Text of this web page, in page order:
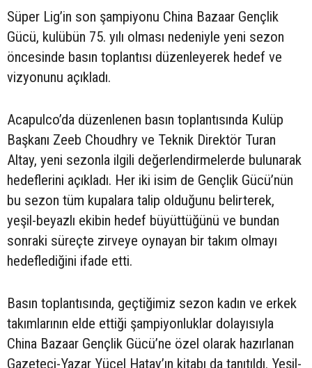
Süper Lig’in son şampiyonu China Bazaar Gençlik
Gücü, kulübün 75. yılı olması nedeniyle yeni sezon
öncesinde basın toplantısı düzenleyerek hedef ve
vizyonunu açıkladı.
Acapulco’da düzenlenen basın toplantısında Kulüp
Başkanı Zeeb Choudhry ve Teknik Direktör Turan
Altay, yeni sezonla ilgili değerlendirmelerde bulunarak
hedeflerini açıkladı. Her iki isim de Gençlik Gücü’nün
bu sezon tüm kupalara talip olduğunu belirterek,
yeşil-beyazlı ekibin hedef büyüttüğünü ve bundan
sonraki süreçte zirveye oynayan bir takım olmayı
hedeflediğini ifade etti.
Basın toplantısında, geçtiğimiz sezon kadın ve erkek
takımlarının elde ettiği şampiyonluklar dolayısıyla
China Bazaar Gençlik Gücü’ne özel olarak hazırlanan
Gazeteci-Yazar Yücel Hatay’ın kitabı da tanıtıldı. Yeşil-